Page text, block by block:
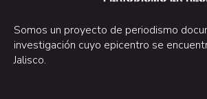
Somos un proyecto de periodismo
investigación cuyo epicentro se
Jalisco.